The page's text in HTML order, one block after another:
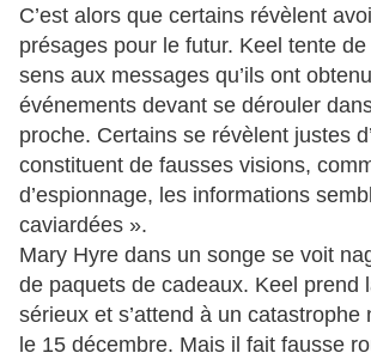
C’est alors que certains révèlent
présages pour le futur. Keel tente
sens aux messages qu’ils ont
événements devant se dérouler
proche. Certains se révèlent justes
constituent de fausses visions,
d’espionnage, les informations
caviardées ».
Mary Hyre dans un songe se voit
de paquets de cadeaux. Keel prend
sérieux et s’attend à un catastrophe
le 15 décembre. Mais il fait fausse